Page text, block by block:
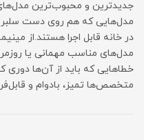
مدل‌هایی که هم روی دست
در خانه قابل اجرا هستند.از
مدل‌های مناسب مهمانی یا روزمره
خطاهایی که باید از آن‌ها دوری
متخصص‌ها تمیز، بادوام و